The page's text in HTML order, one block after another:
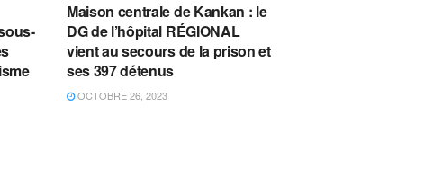
Maison centrale de Kankan : le
DG de l’hôpital RÉGIONAL
vient au secours de la prison et
ses 397 détenus
OCTOBRE 26, 2023